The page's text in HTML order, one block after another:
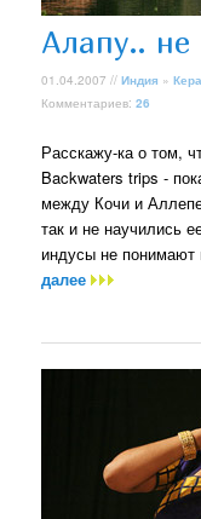
Алапу.. не
01.04.2007 //Индия »
Комментариев:26
Расскажу-ка о том,
Backwaters trips -
между Кочи и
так и не научились
индусы не
далее